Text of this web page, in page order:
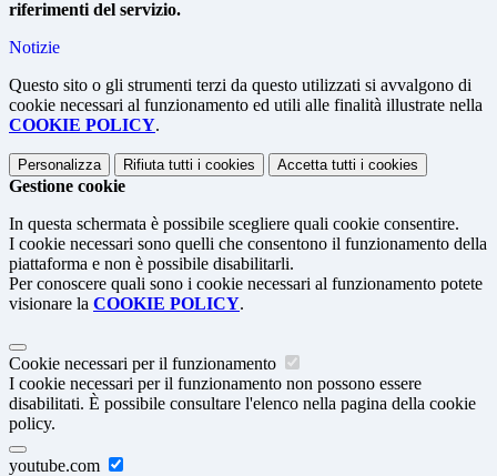
riferimenti del servizio.
Notizie
Questo sito o gli strumenti terzi da questo utilizzati si avvalgono di
cookie necessari al funzionamento ed utili alle finalità illustrate nella
COOKIE POLICY.
Personalizza Rifiuta tutti i cookies Accetta tutti i cookies
Gestione cookie
In questa schermata è possibile scegliere quali cookie consentire.
I cookie necessari sono quelli che consentono il funzionamento della
piattaforma e non è possibile disabilitarli.
Per conoscere quali sono i cookie necessari al funzionamento potete
visionare la COOKIE POLICY.
Cookie necessari per il funzionamento
I cookie necessari per il funzionamento non possono essere
disabilitati. È possibile consultare l'elenco nella pagina della cookie
policy.
youtube.com